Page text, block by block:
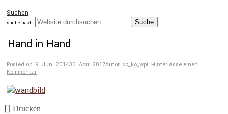
Suchen
suche nach:
Hand in Hand
Posted on 9. Juni 201430. April 2017Autor so_ko_wpt Hinterlasse einen
Kommentar
Drucken